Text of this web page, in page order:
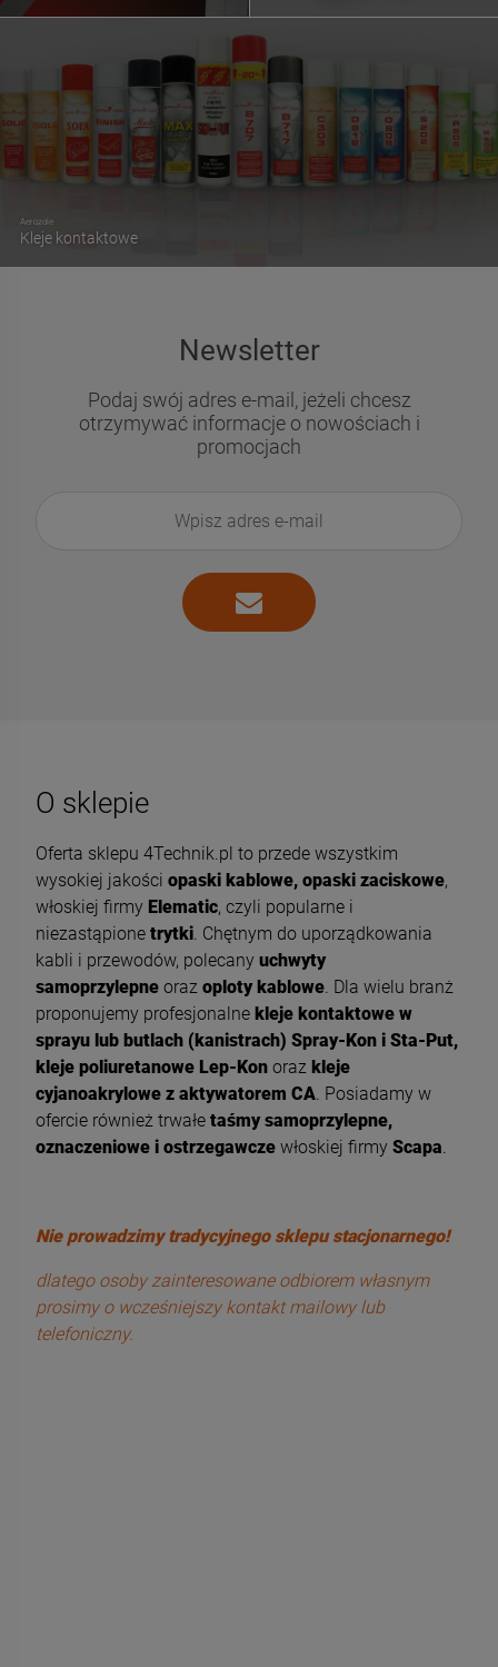
Aerozole
Kleje kontaktowe
Newsletter
Podaj swój adres e-mail, jeżeli chcesz
otrzymywać informacje o nowościach i
promocjach
O sklepie
Oferta sklepu 4Technik.pl to przede wszystkim
wysokiej jakości opaski kablowe, opaski zaciskowe,
włoskiej firmy Elematic, czyli popularne i
niezastąpione trytki . Chętnym do uporządkowania
kabli i przewodów, polecany uchwyty
samoprzylepne oraz oploty kablowe . Dla wielu branż
proponujemy profesjonalne kleje kontaktowe w
sprayu lub butlach (kanistrach) Spray-Kon i Sta-Put,
kleje poliuretanowe Lep-Kon oraz kleje
cyjanoakrylowe z aktywatorem CA . Posiadamy w
ofercie również trwałe taśmy samoprzylepne,
oznaczeniowe i ostrzegawcze włoskiej firmy Scapa
Nie prowadzimy tradycyjnego sklepu stacjonarnego!
dlatego osoby zainteresowane odbiorem własnym
prosimy o wcześniejszy kontakt mailowy lub
telefoniczny.